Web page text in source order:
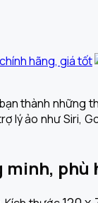
thành những
lý ảo như Siri,
phù